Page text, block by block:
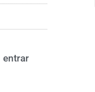
entrar